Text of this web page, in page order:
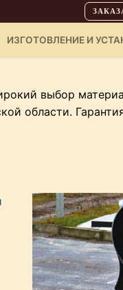
ИЗГОТОВЛЕНИЕ И
выбор
области.